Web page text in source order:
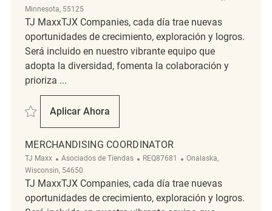
Minnesota, 55125
TJ MaxxTJX Companies, cada día trae nuevas
oportunidades de crecimiento, exploración y logros.
Será incluido en nuestro vibrante equipo que
adopta la diversidad, fomenta la colaboración y
prioriza ...
Salvar Part Time Merchandising Associate REQ114214
Aplicar Ahora
Part Time Merchandising Associate
MERCHANDISING COORDINATOR
TJ Maxx Categoría
Asociados de Tiendas ReqId
REQ87681 Ubicación
Onalaska,
Wisconsin, 54650
TJ MaxxTJX Companies, cada día trae nuevas
oportunidades de crecimiento, exploración y logros.